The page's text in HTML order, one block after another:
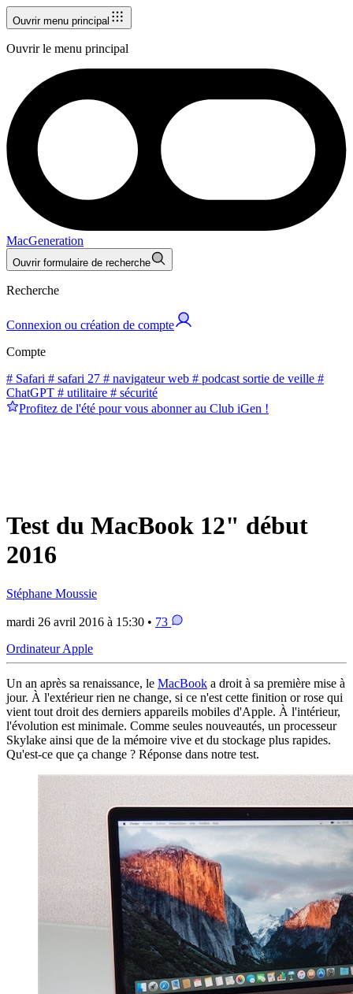
Ouvrir menu principal
Ouvrir le menu principal
MacGeneration
Ouvrir formulaire de recherche
Recherche
Connexion ou création de compte
Compte
# Safari # safari 27 # navigateur web # podcast sortie de veille #
ChatGPT # utilitaire # sécurité
Profitez de l'été pour vous abonner au Club iGen !
Test du MacBook 12" début
2016
Stéphane Moussie
mardi 26 avril 2016 à 15:30 • 73
Ordinateur Apple
Un an après sa renaissance, le MacBook a droit à sa première mise à
jour. À l'extérieur rien ne change, si ce n'est cette finition or rose qui
vient tout droit des derniers appareils mobiles d'Apple. À l'intérieur,
l'évolution est minimale. Comme seules nouveautés, un processeur
Skylake ainsi que de la mémoire vive et du stockage plus rapides.
Qu'est-ce que ça change ? Réponse dans notre test.